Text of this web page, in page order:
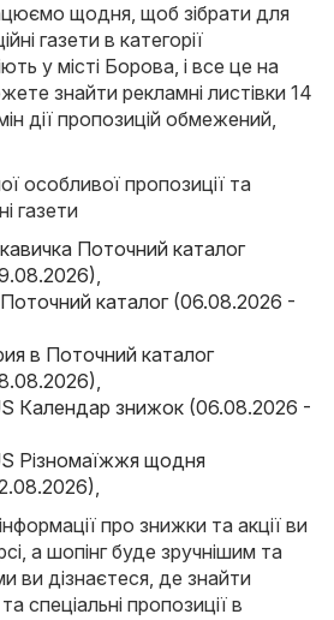
щодня, щоб зібрати для
газети в категорії
у місті Борова, і все це на
знайти рекламні листівки 14
дії пропозицій обмежений,
особливої пропозиції та
газети
Поточний каталог
,
каталог (06.08.2026 -
в Поточний каталог
,
Календар знижок (06.08.2026 -
Різномаїжжя щодня
,
про знижки та акції ви
а шопінг буде зручнішим та
ви дізнаєтеся, де знайти
спеціальні пропозиції в